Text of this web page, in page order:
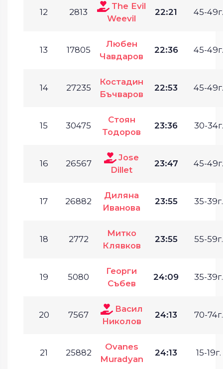
12 2813
The Evil
Weevil
22:21 45-49г.
13 17805
Любен
Чавдаров
22:36 45-49г.
14 27235
Костадин
Бъчваров
22:53 45-49г.
15 30475
Стоян
Тодоров
23:36 30-34г.
16 26567
Jose
Dillet
23:47 45-49г.
17 26882
Диляна
Иванова
23:55 35-39г.
18 2772
Митко
Клявков
23:55 55-59г.
19 5080
Георги
Събев
24:09 35-39г.
20 7567
Васил
Николов
24:13 70-74г.
21 25882
Ovanes
Muradyan
24:13 15-19г.